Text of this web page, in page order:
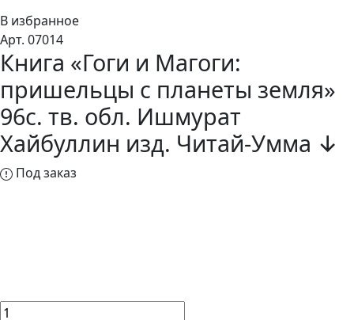
В избранное
Арт. 07014
Книга «Гоги и Магоги:
пришельцы с планеты земля»
96с. тв. обл. Ишмурат
Хайбуллин изд. Читай-Умма ↓
Под заказ